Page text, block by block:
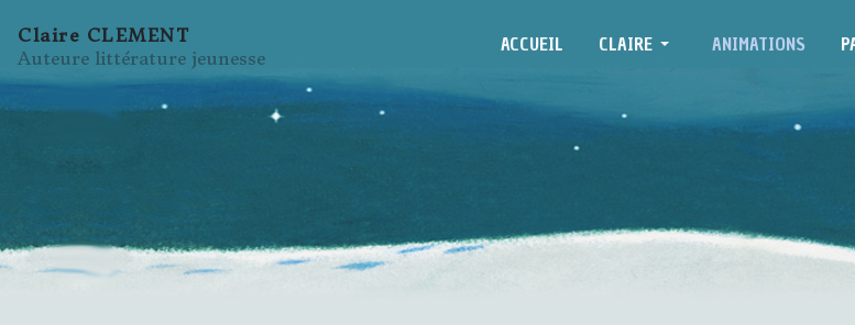
Claire CLEMENT
Auteure littérature jeunesse
ACCUEIL CLAIRE ANIMATIONS